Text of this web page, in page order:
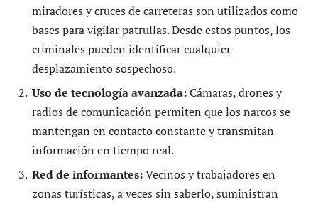
miradores y cruces de carreteras son utilizados como
bases para vigilar patrullas. Desde estos puntos, los
criminales pueden identificar cualquier
desplazamiento sospechoso.
Uso de tecnología avanzada:Cámaras, drones y
radios de comunicación permiten que los narcos se
mantengan en contacto constante y transmitan
información en tiempo real.
Red de informantes:Vecinos y trabajadores en
zonas turísticas, a veces sin saberlo, suministran